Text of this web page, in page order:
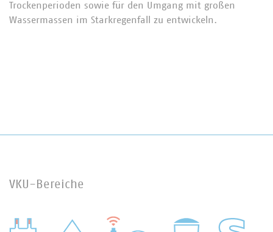
Trockenperioden sowie für den Umgang mit großen
Wassermassen im Starkregenfall zu entwickeln.
VKU-Bereiche